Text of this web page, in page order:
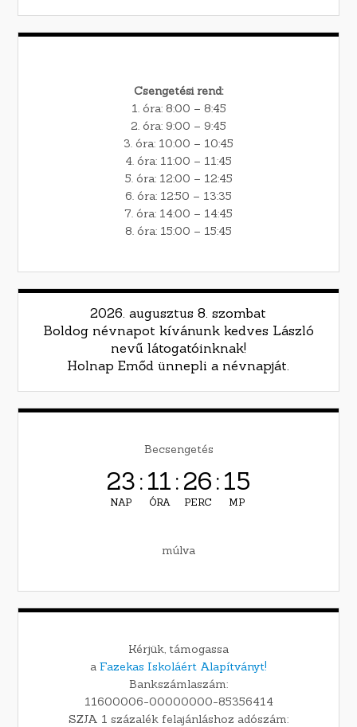
Csengetési rend:
1. óra: 8:00 – 8:45
2. óra: 9:00 – 9:45
3. óra: 10:00 – 10:45
4. óra: 11:00 – 11:45
5. óra: 12:00 – 12:45
6. óra: 12:50 – 13:35
7. óra: 14:00 – 14:45
8. óra: 15:00 – 15:45
2026. augusztus 8. szombat
Boldog névnapot kívánunk kedves László
nevű látogatóinknak!
Holnap Emőd ünnepli a névnapját.
Becsengetés
23
NAP
:11
ÓRA
:26
PERC
:14
MP
múlva
Kérjük, támogassa
a Fazekas Iskoláért Alapítványt!
Bankszámlaszám:
11600006-00000000-85356414
SZJA 1 százalék felajánláshoz adószám: